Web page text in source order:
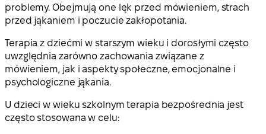
problemy. Obejmują one lęk przed mówieniem, strach
przed jąkaniem i poczucie zakłopotania.
Terapia z dziećmi w starszym wieku i dorosłymi często
uwzględnia zarówno zachowania związane z
mówieniem, jak i aspekty społeczne, emocjonalne i
psychologiczne jąkania.
U dzieci w wieku szkolnym terapia bezpośrednia jest
często stosowana w celu: